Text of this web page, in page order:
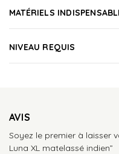
MATÉRIELS
NIVEAU REQUIS
AVIS
Soyez le premier à laisser
Luna XL matelassé indien”